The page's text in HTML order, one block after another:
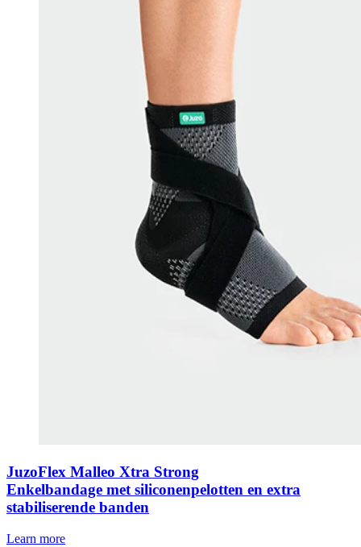
JuzoFlex Malleo Xtra Strong
Enkelbandage met siliconenpelotten en extra
stabiliserende banden
Learn more